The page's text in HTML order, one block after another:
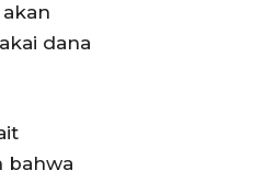
dana
bahwa